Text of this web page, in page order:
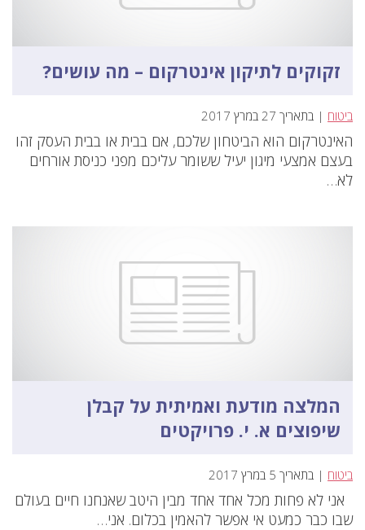
זקוקים לתיקון אינטרקום – מה עושים?
ביטוח | בתאריך 27 במרץ 2017
האינטרקום הוא הביטחון שלכם, אם בבית או בבית העסק זהו
בעצם אמצעי מיגון יעיל ששומר עליכם מפני כניסת אורחים
לא…
המלצה מודעת ואמיתית על קבלן
שיפוצים א. י. פרויקטים
ביטוח | בתאריך 5 במרץ 2017
אני לא פחות מכל אחד אחד מבין היטב שאנחנו חיים בעולם
שבו כבר כמעט אי אפשר להאמין בכלום. אני…